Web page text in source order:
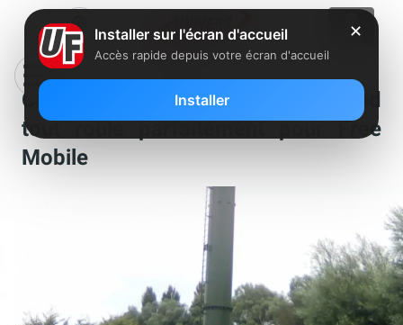
Clin d’oeil : déploiement 4G, quand
tout roule parfaitement pour Free
Mobile
✕
Installer sur l'écran d'accueil
Accès rapide depuis votre écran d'accueil
Installer